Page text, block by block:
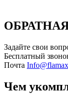
Задайте свои
Бесплатный
Почта
Чем